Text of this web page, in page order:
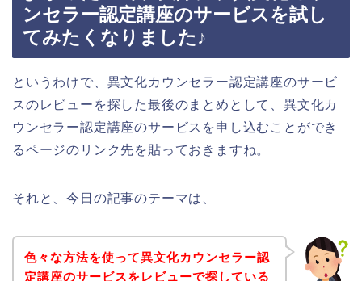
ンセラー認定講座のサービスを試し
てみたくなりました♪
というわけで、異文化カウンセラー認定講座のサービ
スのレビューを探した最後のまとめとして、異文化カ
ウンセラー認定講座のサービスを申し込むことができ
るページのリンク先を貼っておきますね。
それと、今日の記事のテーマは、
色々な方法を使って異文化カウンセラー認
定講座のサービスをレビューで探している